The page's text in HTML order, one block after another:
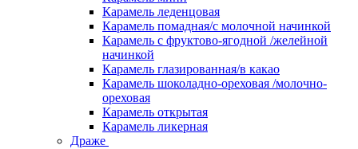
Карамель леденцовая
Карамель помадная/с молочной начинкой
Карамель с фруктово-ягодной /желейной
начинкой
Карамель глазированная/в какао
Карамель шоколадно-ореховая /молочно-
ореховая
Карамель открытая
Карамель ликерная
Драже